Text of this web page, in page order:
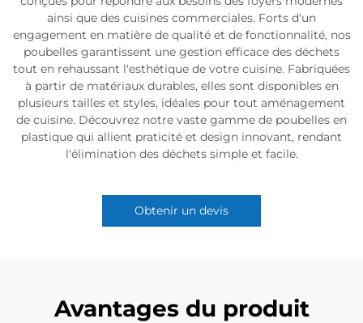
ainsi que des cuisines commerciales. Forts d'un
engagement en matière de qualité et de fonctionnalité, nos
poubelles garantissent une gestion efficace des déchets
tout en rehaussant l'esthétique de votre cuisine. Fabriquées
à partir de matériaux durables, elles sont disponibles en
plusieurs tailles et styles, idéales pour tout aménagement
de cuisine. Découvrez notre vaste gamme de poubelles en
plastique qui allient praticité et design innovant, rendant
l'élimination des déchets simple et facile.
Obtenir un devis
Avantages du produit